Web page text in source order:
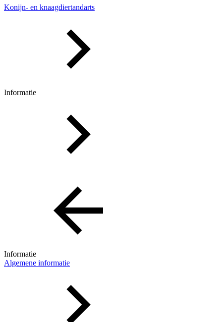
Konijn- en knaagdiertandarts
Informatie
Informatie
Algemene informatie